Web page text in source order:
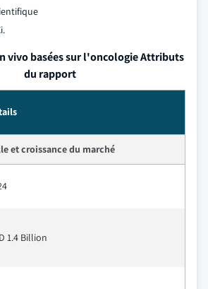
vivo basées sur l'oncologie Attributs
du rapport
et croissance du marché
1.4 Billion